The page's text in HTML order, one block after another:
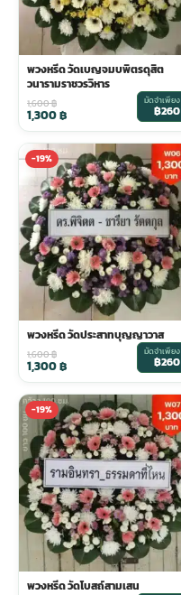
พวงหรีด วัดเบญจมบพิตรดุสิต
วนารามราชวรวิหาร
1,600฿
1,300฿
มัดจำเพียง
฿260
-19%
พวงหรีด วัดประสาทบุญญาวาส
1,600฿
1,300฿
มัดจำเพียง
฿260
-19%
พวงหรีด วัดโบสถ์สามเสน